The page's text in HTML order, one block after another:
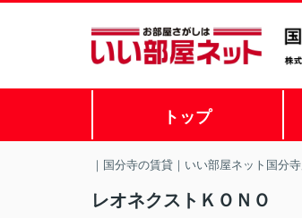
トップ
｜国分寺の賃貸｜いい部屋ネット国分
レオネクストＫＯＮＯ